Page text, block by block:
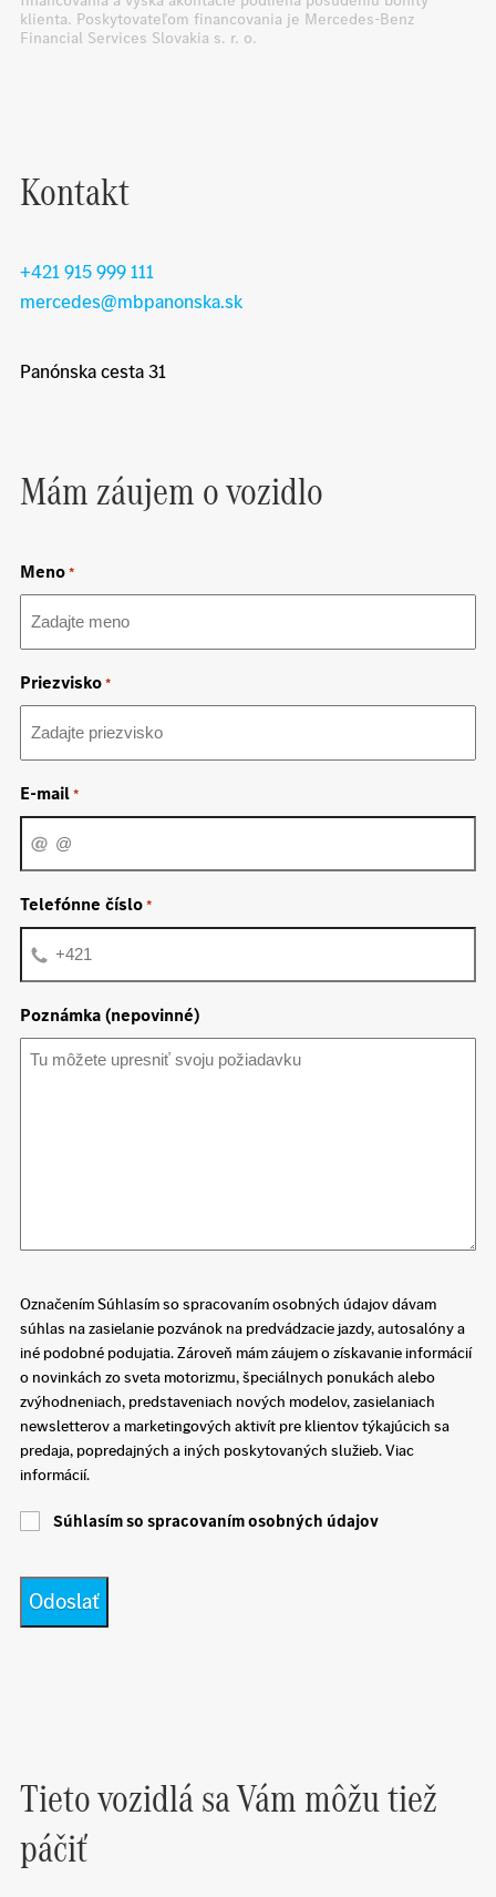
klienta. Poskytovateľom financovania je Mercedes-Benz
Financial Services Slovakia s. r. o.
Kontakt
+421 915 999 111
mercedes@mbpanonska.sk
Panónska cesta 31
Mám záujem o vozidlo
Meno*
Priezvisko*
E-mail*
Telefónne číslo*
Poznámka (nepovinné)
Označením Súhlasím so spracovaním osobných údajov dávam
súhlas na zasielanie pozvánok na predvádzacie jazdy, autosalóny a
iné podobné podujatia. Zároveň mám záujem o získavanie informácií
o novinkách zo sveta motorizmu, špeciálnych ponukách alebo
zvýhodneniach, predstaveniach nových modelov, zasielaniach
newsletterov a marketingových aktivít pre klientov týkajúcich sa
predaja, popredajných a iných poskytovaných služieb. Viac
informácií.
Súhlasím so spracovaním osobných údajov
Tieto vozidlá sa Vám môžu tiež
páčiť